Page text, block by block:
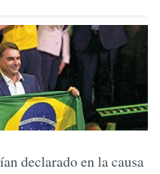
declarado en la causa